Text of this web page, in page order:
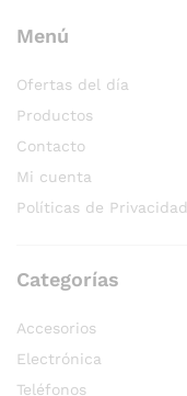
Menú
Ofertas del día
Productos
Contacto
Mi cuenta
Políticas de Privacidad
Categorías
Accesorios
Electrónica
Teléfonos